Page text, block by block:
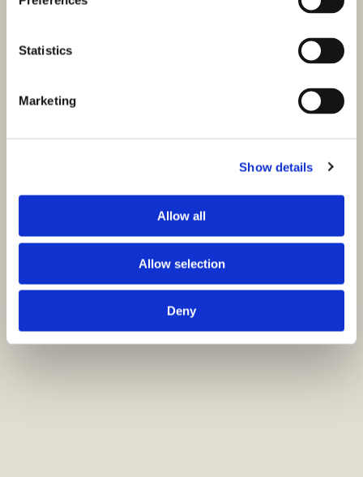
Statistics
Marketing
Show details
Allow all
Allow selection
Deny